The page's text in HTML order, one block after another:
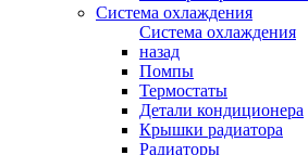
Система охлаждения
Система охлаждения
назад
Помпы
Термостаты
Детали кондиционера
Крышки радиатора
Радиаторы